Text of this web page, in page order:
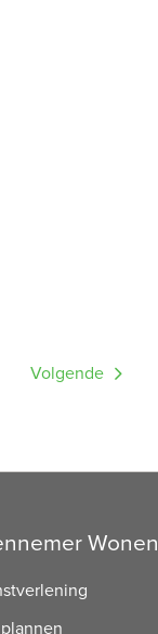
Volgende
Wonen